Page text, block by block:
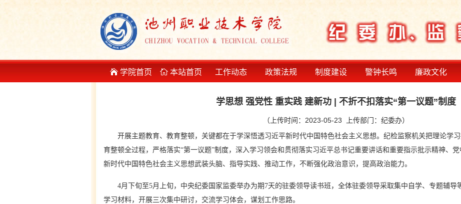
学院首页 本站首页 工作动态 政策法规 制度建设 警钟长鸣 廉政文化
学思想 强党性 重实践 建新功 | 不折不扣落实“第一议题”制度
（上传时间：2023-05-23 上传部门：纪委办）
开展主题教育、教育整顿，关键都在于学深悟透习近平新时代中国特色社会主义思想。纪检监察机关把理论学
育整顿全过程，严格落实“第一议题”制度，深入学习领会和贯彻落实习近平总书记重要讲话和重要指示批示精神、
新时代中国特色社会主义思想武装头脑、指导实践、推动工作，不断强化政治意识，提高政治能力。
4月下旬至5月上旬，中央纪委国家监委举办为期7天的驻委领导读书班，全体驻委领导采取集中自学、专题辅导
学习材料，开展三次集中研讨，交流学习体会，谋划工作思路。